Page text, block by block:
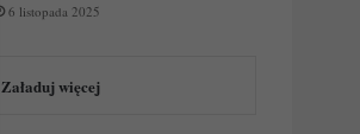
6 listopada 2025
Załaduj więcej